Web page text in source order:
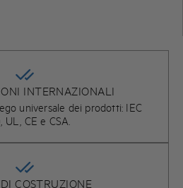
INTERNAZIONALI
universale dei prodotti: IEC
UL, CE e CSA.
COSTRUZIONE